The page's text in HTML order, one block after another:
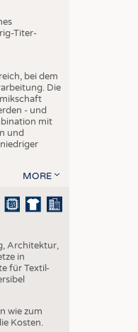
Titer-
bei dem
Die
- und
mit
und
MORE
Architektur,
in
für Textil-
wie zum
Kosten.